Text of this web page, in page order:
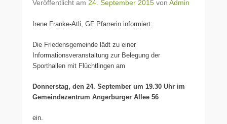
Veröffentlicht am 24. September 2015 von Admin
Irene Franke-Atli, GF Pfarrerin informiert:
Die Friedensgemeinde lädt zu einer
Informationsveranstaltung zur Belegung der
Sporthallen mit Flüchtlingen am
Donnerstag, den 24. September um 19.30 Uhr im
Gemeindezentrum Angerburger Allee 56
ein.